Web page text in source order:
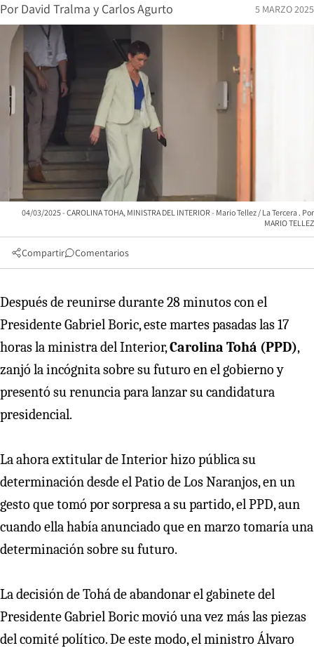
Por David Tralma y Carlos Agurto 5 MARZO 2025
04/03/2025 - CAROLINA TOHA, MINISTRA DEL INTERIOR - Mario Tellez / La Tercera
MARIO TELLEZ
Compartir Comentarios
Después de reunirse durante 28 minutos con el
Presidente Gabriel Boric, este martes pasadas las 17
horas la ministra del Interior,Carolina Tohá (PPD),
zanjó la incógnita sobre su futuro en el gobierno y
presentó su renuncia para lanzar su candidatura
presidencial.
La ahora extitular de Interior hizo pública su
determinación desde el Patio de Los Naranjos, en un
gesto que tomó por sorpresa a su partido, el PPD, aun
cuando ella había anunciado que en marzo tomaría una
determinación sobre su futuro.
La decisión de Tohá de abandonar el gabinete del
Presidente Gabriel Boric movió una vez más las piezas
del comité político. De este modo, el ministro Álvaro